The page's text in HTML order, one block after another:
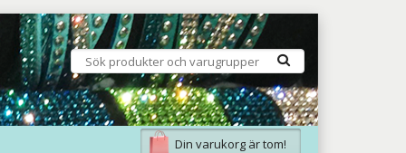
Din varukorg är tom!